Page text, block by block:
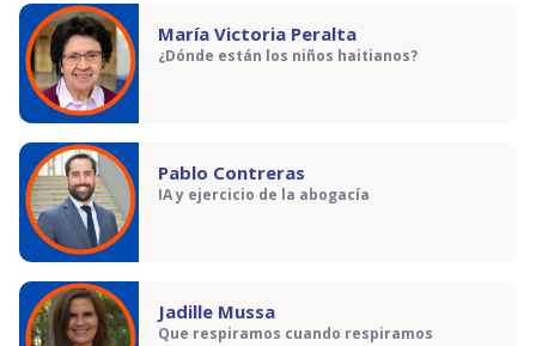
María Victoria Peralta
¿Dónde están los niños haitianos?
Pablo Contreras
IA y ejercicio de la abogacía
Jadille Mussa
Que respiramos cuando respiramos